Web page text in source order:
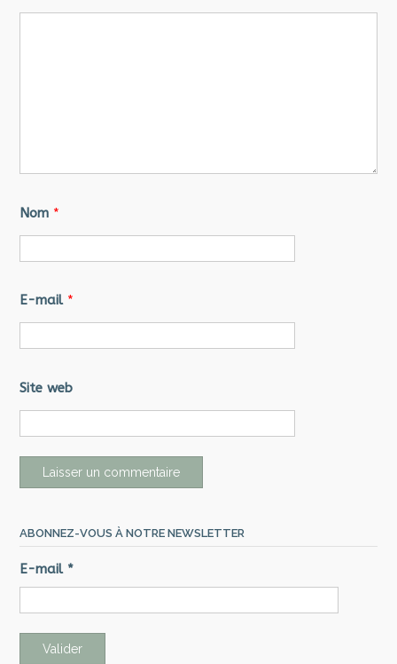
Nom *
E-mail *
Site web
ABONNEZ-VOUS À NOTRE NEWSLETTER
E-mail *